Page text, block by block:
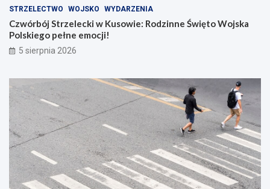
STRZELECTWO WOJSKO WYDARZENIA
Czwórbój Strzelecki w Kusowie: Rodzinne Święto Wojska
Polskiego pełne emocji!
5 sierpnia 2026